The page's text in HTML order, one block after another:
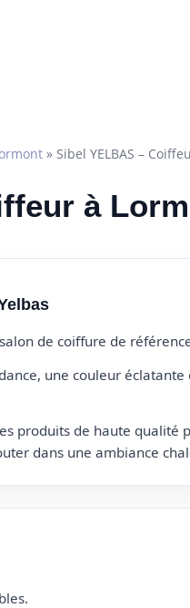
» Sibel YELBAS –
à
de coiffure de
une couleur
produits de haute
dans une ambiance